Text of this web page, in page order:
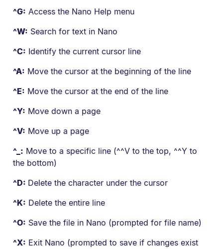
^G: Access the Nano Help menu
^W: Search for text in Nano
^C: Identify the current cursor line
^A: Move the cursor at the beginning of the line
^E: Move the cursor at the end of the line
^Y: Move down a page
^V: Move up a page
^_: Move to a specific line (^^V to the top, ^^Y to
the bottom)
^D: Delete the character under the cursor
^K: Delete the entire line
^O: Save the file in Nano (prompted for file name)
^X: Exit Nano (prompted to save if changes exist